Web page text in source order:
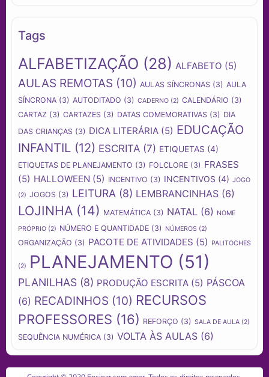
Tags
ALFABETIZAÇÃO (28) ALFABETO (5)
AULAS REMOTAS (10) AULAS SÍNCRONAS (3) AULA
SÍNCRONA (3) AUTODITADO (3) CADERNO (2) CALENDÁRIO (3)
CARTAZ (3) CARTAZES (3) DATAS COMEMORATIVAS (3) DIA
DAS CRIANÇAS (3) DICA LITERÁRIA (5) EDUCAÇÃO
INFANTIL (12) ESCRITA (7) ETIQUETAS (4)
ETIQUETAS DE PLANEJAMENTO (3) FOLCLORE (3) FRASES
(5) HALLOWEEN (5) INCENTIVO (3) INCENTIVOS (4) JOGO
(2) JOGOS (3) LEITURA (8) LEMBRANCINHAS (6)
LOJINHA (14) MATEMÁTICA (3) NATAL (6)
NOME
PRÓPRIO (2) NÚMERO E QUANTIDADE (3) NÚMEROS (2)
ORGANIZAÇÃO (3) PACOTE DE ATIVIDADES (5) PALITOCHES
(2) PLANEJAMENTO (51)
PLANILHAS (8) PRODUÇÃO ESCRITA (5) PÁSCOA
(6) RECADINHOS (10) RECURSOS
PROFESSORES (16) REFORÇO (3) SALA DE AULA (2)
SEQUÊNCIA NUMÉRICA (3) VOLTA ÀS AULAS (6)